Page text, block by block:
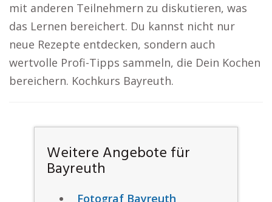
mit anderen Teilnehmern zu diskutieren, was
das Lernen bereichert. Du kannst nicht nur
neue Rezepte entdecken, sondern auch
wertvolle Profi-Tipps sammeln, die Dein Kochen
bereichern. Kochkurs Bayreuth.
Weitere Angebote für
Bayreuth
Fotograf Bayreuth